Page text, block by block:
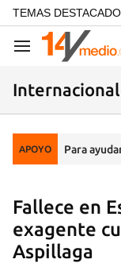
common.go-to-
TEMAS
Navegación
Internacional
APOYO Para
Fallece en
exagente
Aspillaga